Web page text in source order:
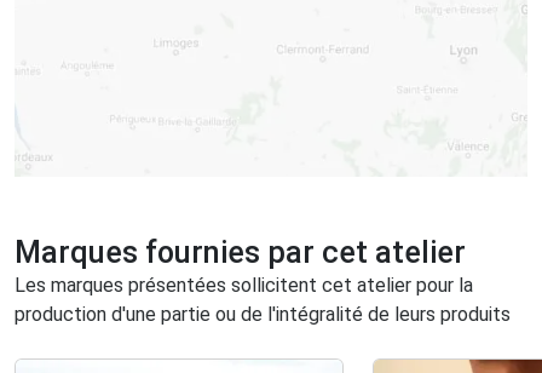
Marques fournies par cet atelier
Les marques présentées sollicitent cet atelier pour la
production d'une partie ou de l'intégralité de leurs produits